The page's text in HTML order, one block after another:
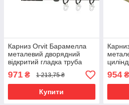
Карниз Orvit Барамелла
металевий дворядний
відкритий гладка труба
25\16 мм 160 см (00-
00012223)
971 ₴ 1 213,75 ₴
Купити
см
954₴